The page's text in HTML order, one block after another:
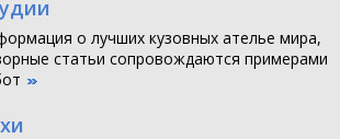
о лучших кузовных ателье мира,
статьи сопровождаются примерами